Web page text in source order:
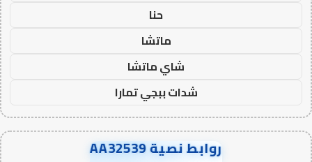
حنا
ماتشا
شاي ماتشا
شدات ببجي تمارا
روابط نصية AA32539